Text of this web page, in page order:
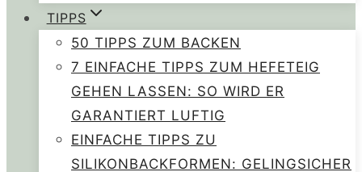
TIPPS
50 TIPPS ZUM BACKEN
7 EINFACHE TIPPS ZUM HEFETEIG
GEHEN LASSEN: SO WIRD ER
GARANTIERT LUFTIG
EINFACHE TIPPS ZU
SILIKONBACKFORMEN: GELINGSICHER